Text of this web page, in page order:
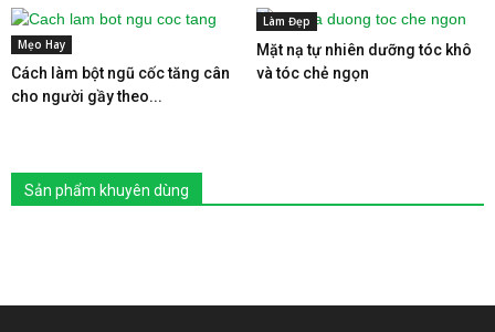
Mẹo Hay
Cách làm bột ngũ cốc tăng cân
cho người gầy theo...
Làm Đẹp
Mặt nạ tự nhiên dưỡng tóc khô
và tóc chẻ ngọn
Sản phẩm khuyên dùng